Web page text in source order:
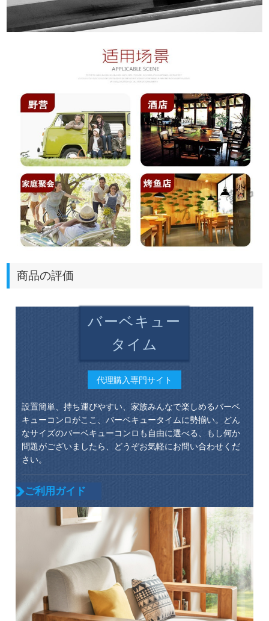
商品の評価
バーベキュー
タイム
代理購入専門サイト
設置簡単、持ち運びやすい、家族みんなで楽しめるバーベ
キューコンロがここ、バーベキュータイムに勢揃い。どん
なサイズのバーベキューコンロも自由に選べる、もし何か
問題がございましたら、どうぞお気軽にお問い合わせくだ
さい。
ご利用ガイド